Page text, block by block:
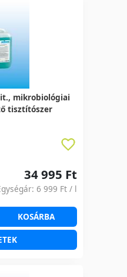
mikrobiológiai
tisztítószer
34 995 Ft
6 999 Ft / l
KOSÁRBA